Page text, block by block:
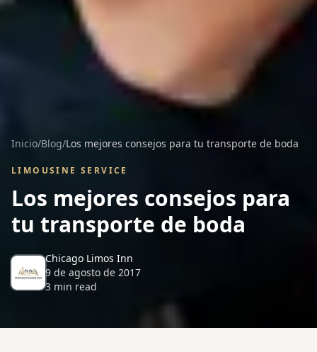
Inicio/Blog/Los mejores consejos para tu transporte de boda
LIMOUSINE SERVICE
Los mejores consejos para
tu transporte de boda
Chicago Limos Inn
9 de agosto de 2017
3 min read